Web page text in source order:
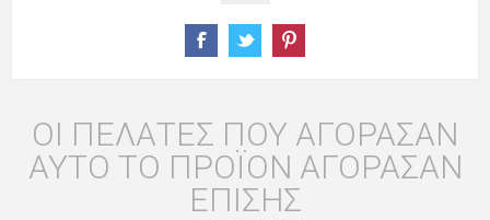
ΟΙ ΠΕΛΆΤΕΣ ΠΟΥ ΑΓΌΡΑΣΑΝ
ΑΥΤΌ ΤΟ ΠΡΟΪΌΝ ΑΓΌΡΑΣΑΝ
ΕΠΊΣΗΣ